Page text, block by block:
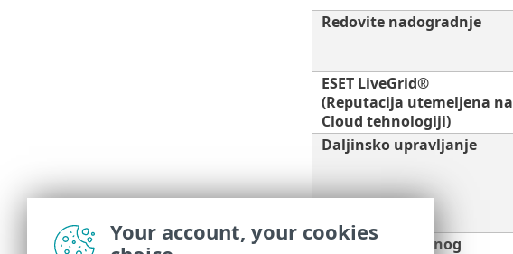
Redovite nadogradnje
ESET LiveGrid®
(Reputacija utemeljena na
Cloud tehnologiji)
Daljinsko upravljanje
Zaštita od mrežnog
Your account, your cookies